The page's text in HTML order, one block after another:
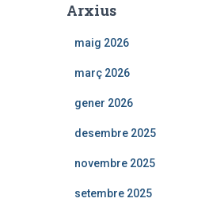
Arxius
maig 2026
març 2026
gener 2026
desembre 2025
novembre 2025
setembre 2025